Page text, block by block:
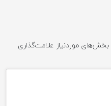
بخش‌های موردنیاز علامت‌گذاری